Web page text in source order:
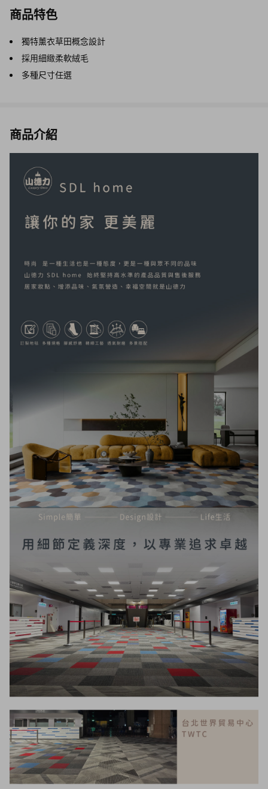
商品特色
獨特薰衣草田概念設計
採用細緻柔軟絨毛
多種尺寸任選
商品介紹